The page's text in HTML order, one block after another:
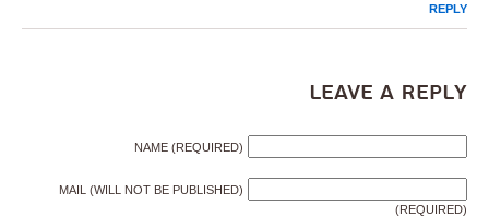
REPLY
Leave a Reply
NAME (REQUIRED)
MAIL (WILL NOT BE PUBLISHED)
(REQUIRED)